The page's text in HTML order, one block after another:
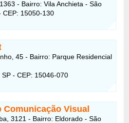
- Bairro: Vila Anchieta - São
CEP: 15050-130
45 - Bairro: Parque Residencial
- CEP: 15046-070
Comunicação Visual
3121 - Bairro: Eldorado - São